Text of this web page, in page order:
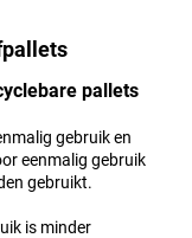
pallets
gebruik en
eenmalig gebruik
gebruikt.
is minder